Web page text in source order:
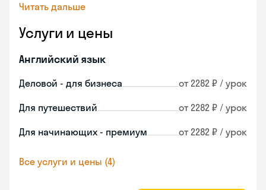
Читать дальше
Услуги и цены
Английский язык
Деловой - для бизнеса от 2282 ₽ / урок
Для путешествий от 2282 ₽ / урок
Для начинающих - премиум от 2282 ₽ / урок
Все услуги и цены (4)